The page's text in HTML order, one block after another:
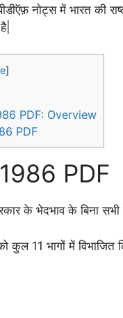
नोट्स में भारत की
]
PDF: Overview
PDF
1986 PDF
के भेदभाव के बिना सभी
कुल 11 भागों में विभाजित